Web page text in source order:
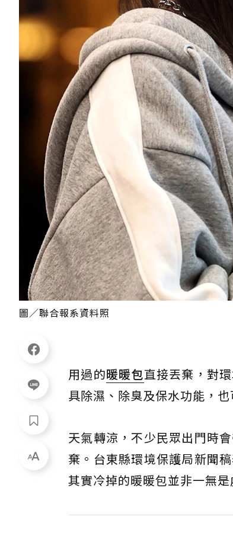
圖／聯合報系資料照
用過的暖暖包直接丟棄，對
具除濕、除臭及保水功能，
天氣轉涼，不少民眾出門時
棄。台東縣環境保護局新聞
其實冷掉的暖暖包並非一無是